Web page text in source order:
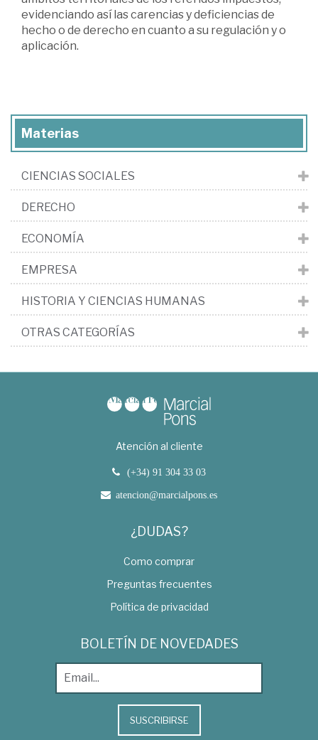
evidenciando así las carencias y deficiencias de
hecho o de derecho en cuanto a su regulación y o
aplicación.
Materias
CIENCIAS SOCIALES
DERECHO
ECONOMÍA
EMPRESA
HISTORIA Y CIENCIAS HUMANAS
OTRAS CATEGORÍAS
Atención al cliente
(+34) 91 304 33 03
atencion@marcialpons.es
¿DUDAS?
Como comprar
Preguntas frecuentes
Política de privacidad
BOLETÍN DE NOVEDADES
SUSCRIBIRSE